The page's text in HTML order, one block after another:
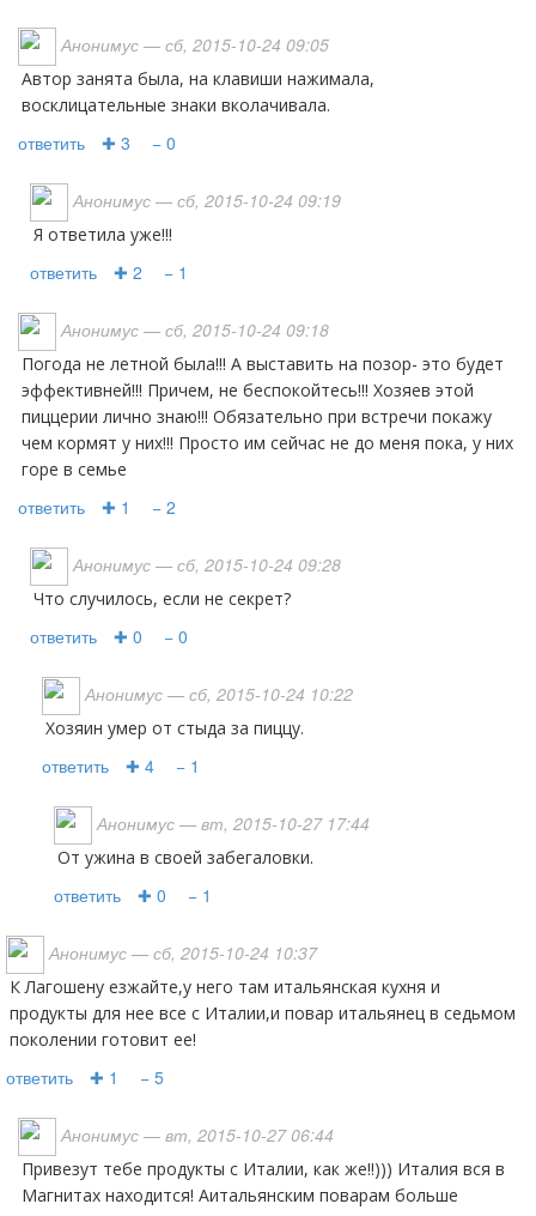
Анонимус — сб, 2015-10-24 09:05
Автор занята была, на клавиши нажимала,
восклицательные знаки вколачивала.
ответить ✚ 3 − 0
Анонимус — сб, 2015-10-24 09:19
Я ответила уже!!!
ответить ✚ 2 − 1
Анонимус — сб, 2015-10-24 09:18
Погода не летной была!!! А выставить на позор- это будет
эффективней!!! Причем, не беспокойтесь!!! Хозяев этой
пиццерии лично знаю!!! Обязательно при встречи покажу
чем кормят у них!!! Просто им сейчас не до меня пока, у них
горе в семье
ответить ✚ 1 − 2
Анонимус — сб, 2015-10-24 09:28
Что случилось, если не секрет?
ответить ✚ 0 − 0
Анонимус — сб, 2015-10-24 10:22
хозяин умер от стыда за пиццу.
ответить ✚ 4 − 1
Анонимус — вт, 2015-10-27 17:44
от ужина в своей забегаловки.
ответить ✚ 0 − 1
Анонимус — сб, 2015-10-24 10:37
К Лагошену езжайте,у него там итальянская кухня и
продукты для нее все с Италии,и повар итальянец в седьмом
поколении готовит ее!
ответить ✚ 1 − 5
Анонимус — вт, 2015-10-27 06:44
Привезут тебе продукты с Италии, как же!!))) Италия вся в
Магнитах находится! Аитальянским поварам больше